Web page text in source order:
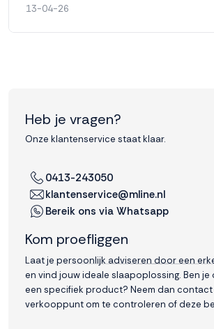
13-04-26
Heb je vragen?
Onze klantenservice staat klaar.
0413-243050
klantenservice@mline.nl
Bereik ons via Whatsapp
Kom proefliggen
Laat je persoonlijk adviseren door een
en vind jouw ideale slaapoplossing. Ben je
een specifiek product? Neem dan
verkooppunt om te controleren of deze